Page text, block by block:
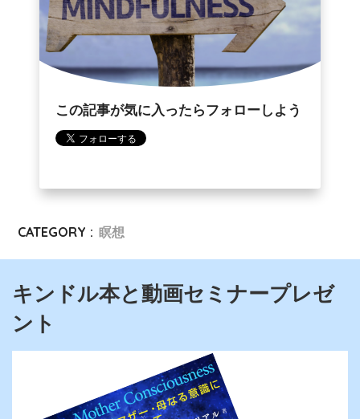
この記事が気に入ったらフォローしよう
CATEGORY : 瞑想
キンドル本と動画セミナープレゼ
ント